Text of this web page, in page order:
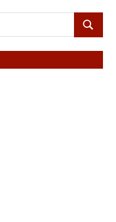
ПОИСК